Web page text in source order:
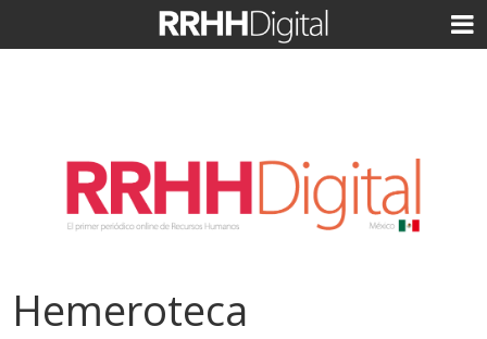
Hemeroteca